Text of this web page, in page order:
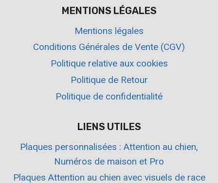
MENTIONS LÉGALES
Mentions légales
Conditions Générales de Vente (CGV)
Politique relative aux cookies
Politique de Retour
Politique de confidentialité
LIENS UTILES
Plaques personnalisées : Attention au chien,
Numéros de maison et Pro
Plaques Attention au chien avec visuels de race